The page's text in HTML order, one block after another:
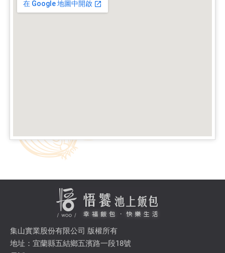
集山實業股份有限公司 版權所有
地址：宜蘭縣五結鄉五濱路一段18號